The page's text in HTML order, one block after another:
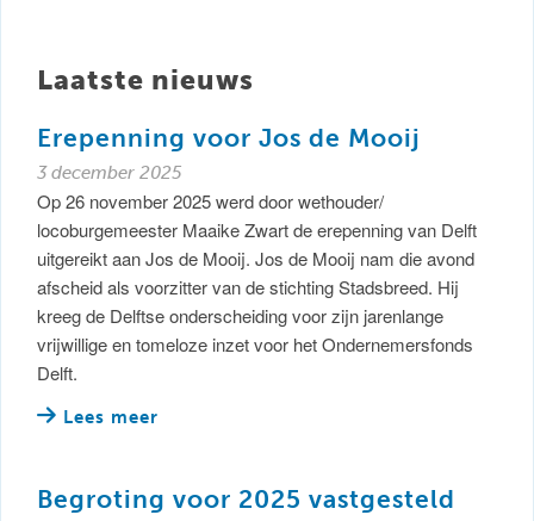
Laatste nieuws
Erepenning voor Jos de Mooij
3 december 2025
Op 26 november 2025 werd door wethouder/
locoburgemeester Maaike Zwart de erepenning van Delft
uitgereikt aan Jos de Mooij. Jos de Mooij nam die avond
afscheid als voorzitter van de stichting Stadsbreed. Hij
kreeg de Delftse onderscheiding voor zijn jarenlange
vrijwillige en tomeloze inzet voor het Ondernemersfonds
Delft.
Lees meer
Begroting voor 2025 vastgesteld